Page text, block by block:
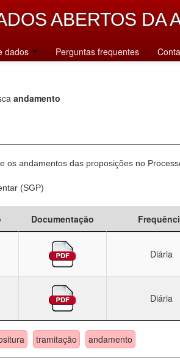
ABERTOS DA
dados Perguntas frequentes
andamento
os andamentos das proposições no
(SGP)
Documentação
Diária
Diária
tramitação andamento